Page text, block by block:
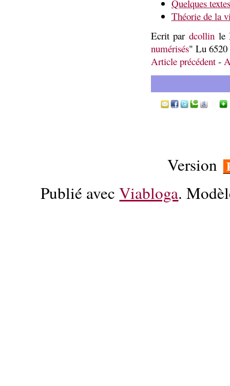
Quelques
Théorie de la
Ecrit par dcollin le
numérisés" Lu
Article précédent-
Version
Publié avecViabloga.